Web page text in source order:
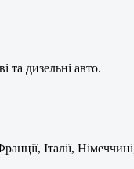
та дизельні авто.
Італії,